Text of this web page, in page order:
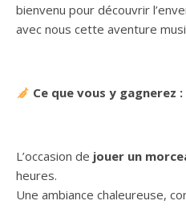
bienvenu pour découvrir
avec nous cette aventure
Ce que vous y gagnerez :
L’occasion de jouer un
heures.
Une ambiance chaleureuse,